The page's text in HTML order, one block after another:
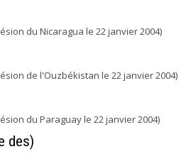
du Nicaragua le 22 janvier 2004)
de l'Ouzbékistan le 22 janvier 2004)
du Paraguay le 22 janvier 2004)
des)